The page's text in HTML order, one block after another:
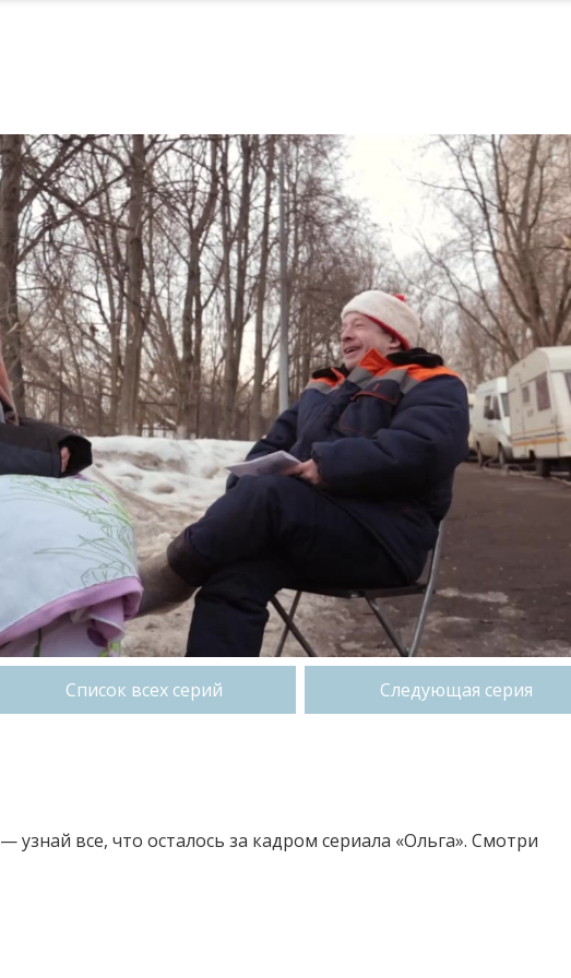
Список всех серий Следующая серия
все, что осталось за кадром сериала «Ольга». Смотри